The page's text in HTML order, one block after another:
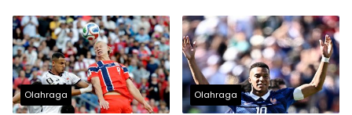
Olahraga Olahraga